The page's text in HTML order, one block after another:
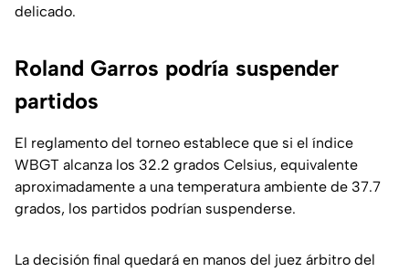
delicado.
Roland Garros podría suspender
partidos
El reglamento del torneo establece que si el índice
WBGT alcanza los 32.2 grados Celsius, equivalente
aproximadamente a una temperatura ambiente de 37.7
grados, los partidos podrían suspenderse.
La decisión final quedará en manos del juez árbitro del